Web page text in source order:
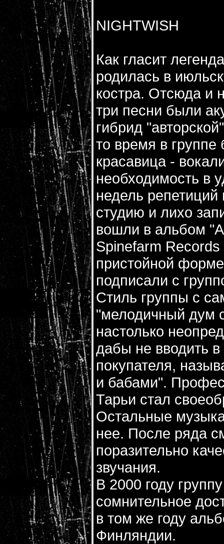
NIGHTWISH
Как гласит
родилась в
костра. Отсюда и
три песни были
гибрид
то время в
красавица -
необходимость в
недель
студию и лихо
вошли в альбом
Spinefarm
пристойной
подписали с
Стиль группы с
"мелодичный дум
настолько
дабы не вводить
покупателя,
и бабами".
Тарьи стал
Остальные
нее. После ряда
поразительно
звучания.
В 2000 году
сомнительное
в том же году
Финляндии.